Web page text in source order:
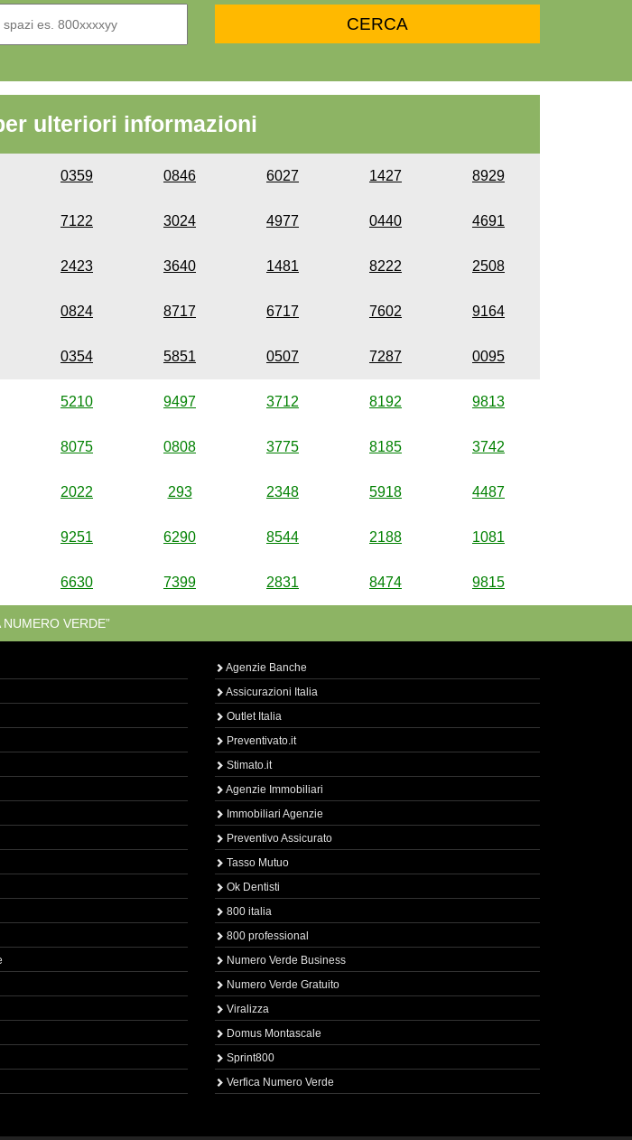
ulteriori informazioni
0359 0846 6027 1427 8929
7122 3024 4977 0440 4691
2423 3640 1481 8222 2508
0824 8717 6717 7602 9164
0354 5851 0507 7287 0095
5210 9497 3712 8192 9813
8075 0808 3775 8185 3742
2022 293 2348 5918 4487
9251 6290 8544 2188 1081
6630 7399 2831 8474 9815
NUMERO VERDE”
Agenzie Banche
Assicurazioni Italia
Outlet Italia
Preventivato.it
Stimato.it
Agenzie Immobiliari
Immobiliari Agenzie
Preventivo Assicurato
Tasso Mutuo
Ok Dentisti
800 italia
800 professional
Numero Verde Business
Numero Verde Gratuito
Viralizza
Domus Montascale
Sprint800
Verfica Numero Verde